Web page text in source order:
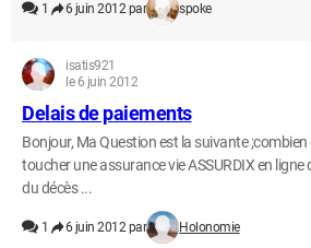
1 6 juin 2012 par spoke
isatis921
le 6 juin 2012
Delais de paiements
Bonjour, Ma Question est la suivante
toucher une assurance vie ASSURDIX en
du décès ...
1 6 juin 2012 par Holonomie